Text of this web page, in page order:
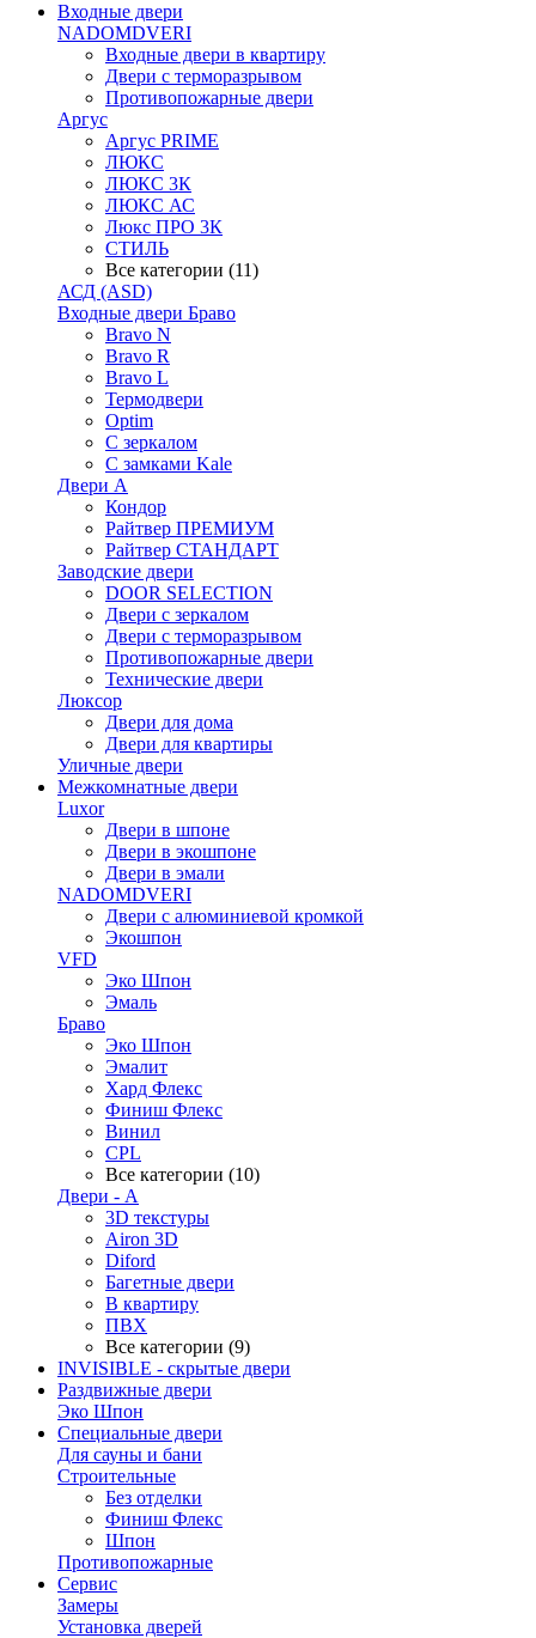
Входные двери
NADOMDVERI
Входные двери в квартиру
Двери с терморазрывом
Противопожарные двери
Аргус
Аргус PRIME
ЛЮКС
ЛЮКС 3К
ЛЮКС АС
Люкс ПРО 3К
СТИЛЬ
Все категории (11)
АСД (ASD)
Входные двери Браво
Bravo N
Bravo R
Bravo L
Термодвери
Optim
С зеркалом
С замками Kale
Двери А
Кондор
Райтвер ПРЕМИУМ
Райтвер СТАНДАРТ
Заводские двери
DOOR SELECTION
Двери с зеркалом
Двери с терморазрывом
Противопожарные двери
Технические двери
Люксор
Двери для дома
Двери для квартиры
Уличные двери
Межкомнатные двери
Luxor
Двери в шпоне
Двери в экошпоне
Двери в эмали
NADOMDVERI
Двери с алюминиевой кромкой
Экошпон
VFD
Эко Шпон
Эмаль
Браво
Эко Шпон
Эмалит
Хард Флекс
Финиш Флекс
Винил
CPL
Все категории (10)
Двери - А
3D текстуры
Airon 3D
Diford
Багетные двери
В квартиру
ПВХ
Все категории (9)
INVISIBLE - скрытые двери
Раздвижные двери
Эко Шпон
Специальные двери
Для сауны и бани
Строительные
Без отделки
Финиш Флекс
Шпон
Противопожарные
Сервис
Замеры
Установка дверей